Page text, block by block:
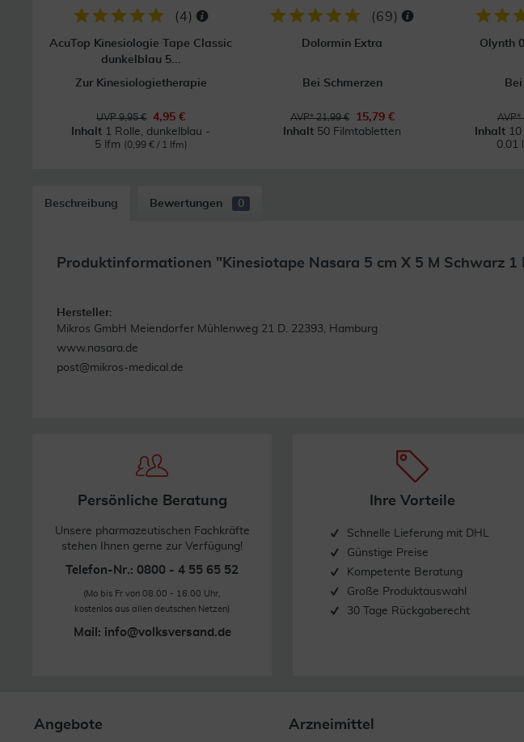
(4)
AcuTop Kinesiologie Tape Classic
dunkelblau 5...
Zur Kinesiologietherapie
UVP 9,95 €
4,95 €
Inhalt 1 Rolle, dunkelblau -
5 lfm (0,99 € / 1 lfm)
(69)
Dolormin Extra
Bei Schmerzen
AVP* 21,99 €
15,79 €
Inhalt 50 Filmtabletten
Olynth
AVP*
Inhalt
0.01 l
Beschreibung Bewertungen 0
Produktinformationen "Kinesiotape Nasara 5 cm X 5 M Schwarz 1
Hersteller:
Mikros GmbH Meiendorfer Mühlenweg 21 D. 22393, Hamburg
www.nasara.de
post@mikros-medical.de
Persönliche Beratung
Unsere pharmazeutischen Fachkräfte
stehen Ihnen gerne zur Verfügung!
Telefon-Nr.: 0800 - 4 55 65 52
(Mo bis Fr von 08.00 - 16.00 Uhr,
kostenlos aus allen deutschen Netzen)
Mail: info@volksversand.de
Ihre Vorteile
Schnelle Lieferung mit DHL
Günstige Preise
Kompetente Beratung
Große Produktauswahl
30 Tage Rückgaberecht
Angebote Arzneimittel